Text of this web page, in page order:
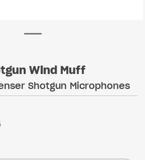
Wind Muff
Shotgun Microphones